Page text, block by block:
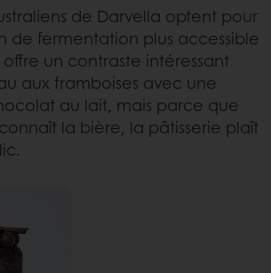
de Darvella optent pour
de fermentation plus accessible
un contraste intéressant
aux framboises avec une
au lait, mais parce que
la bière, la pâtisserie plaît